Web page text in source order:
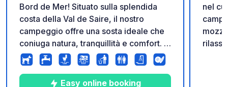
Bord de Mer! Situato sulla splendida
costa della Val de Saire, il nostro
campeggio offre una sosta ideale che
coniuga natura, tranquillità e comfort. A
solo 1 km da Barfleur (raggiungibile
tramite il sentiero costiero) e a 30
minuti a piedi dal famoso faro di
Easy online booking
nel